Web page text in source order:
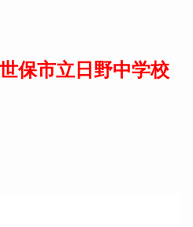
保市立日野中学校